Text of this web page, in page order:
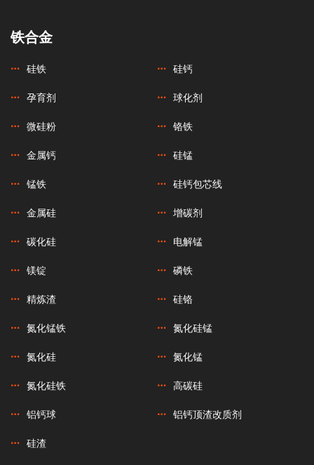
铁合金
硅铁 硅钙
孕育剂 球化剂
微硅粉 铬铁
金属钙 硅锰
锰铁 硅钙包芯线
金属硅 增碳剂
碳化硅 电解锰
镁锭 磷铁
精炼渣 硅铬
氮化锰铁 氮化硅锰
氮化硅 氮化锰
氮化硅铁 高碳硅
铝钙球 铝钙顶渣改质剂
硅渣